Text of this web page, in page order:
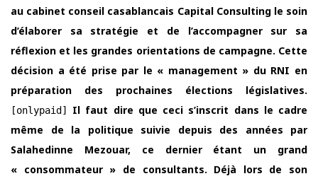
au cabinet conseil casablancais Capital Consulting le soin
d’élaborer sa stratégie et de l’accompagner sur sa
réflexion et les grandes orientations de campagne. Cette
décision a été prise par le « management » du RNI en
préparation des prochaines élections législatives.
[onlypaid]
Il faut dire que ceci s’inscrit dans le cadre
même de la politique suivie depuis des années par
Salahedinne Mezouar, ce dernier étant un grand
« consommateur » de consultants. Déjà lors de son